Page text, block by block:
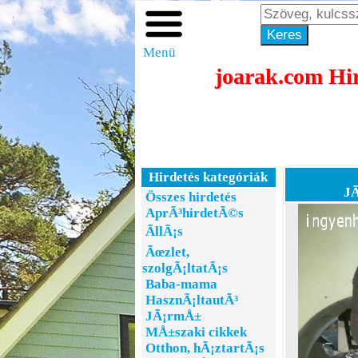
Menü
joarak.com
Hirdetés kategóriák
Összes hirdetés
AprÃ³hirdetÃ©s
ÃllÃ¡s
Ãœzlet,
szolgÃ¡ltatÃ¡s
Baba-mama
HasznÃ¡ltautÃ³
JÃ¡rmÅ±
MÅ±szaki cikkek
Otthon, hÃ¡ztartÃ¡s